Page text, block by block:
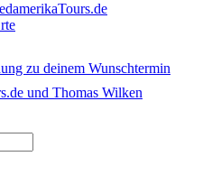
zu deinem Wunschtermin
und Thomas Wilken